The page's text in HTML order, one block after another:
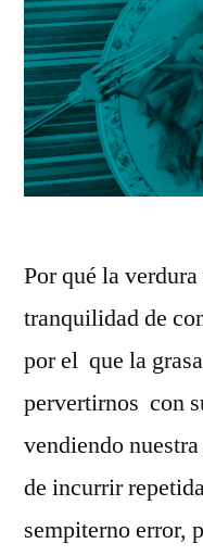
Por qué la
tranquilidad de
por el que la
pervertirnos con
vendiendo
de incurrir
sempiterno error,